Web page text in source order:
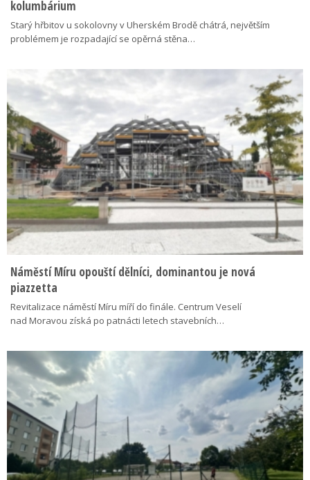
kolumbárium
Starý hřbitov u sokolovny v Uherském Brodě chátrá, největším
problémem je rozpadající se opěrná stěna…
Náměstí Míru opouští dělníci, dominantou je nová
piazzetta
Revitalizace náměstí Míru míří do finále. Centrum Veselí
nad Moravou získá po patnácti letech stavebních…